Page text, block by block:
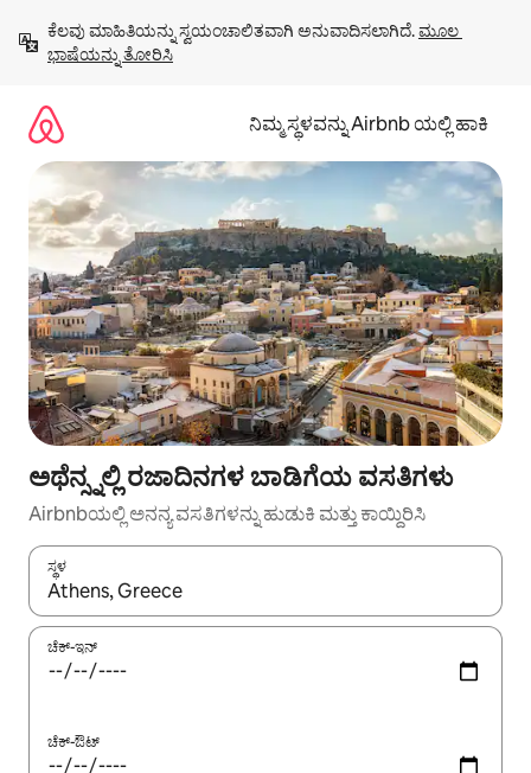
ಹೋಗಿ
ಕೆಲವು ಮಾಹಿತಿಯನ್ನು ಸ್ವಯಂಚಾಲಿತವಾಗಿ ಅನುವಾದಿಸಲಾಗಿದೆ. ಮೂಲ
ಭಾಷೆಯನ್ನು ತೋರಿಸಿ
ನಿಮ್ಮ ಸ್ಥಳವನ್ನು Airbnb ಯಲ್ಲಿ ಹಾಕಿ
ಅಥೆನ್ಸ್ನಲ್ಲಿ ರಜಾದಿನಗಳ ಬಾಡಿಗೆಯ ವಸತಿಗಳು
Airbnbಯಲ್ಲಿ ಅನನ್ಯ ವಸತಿಗಳನ್ನು ಹುಡುಕಿ ಮತ್ತು ಕಾಯ್ದಿರಿಸಿ
ಸ್ಥಳ
ಫಲಿತಾಂಶಗಳು ಲಭ್ಯವಿರುವಾಗ, ಅಪ್ ಮತ್ತು ಡೌನ್ ಬಾಣದ ಕೀಲಿಗಳೊಂದಿಗೆ
ಚೆಕ್-ಇನ್
ಚೆಕ್-ಔಟ್